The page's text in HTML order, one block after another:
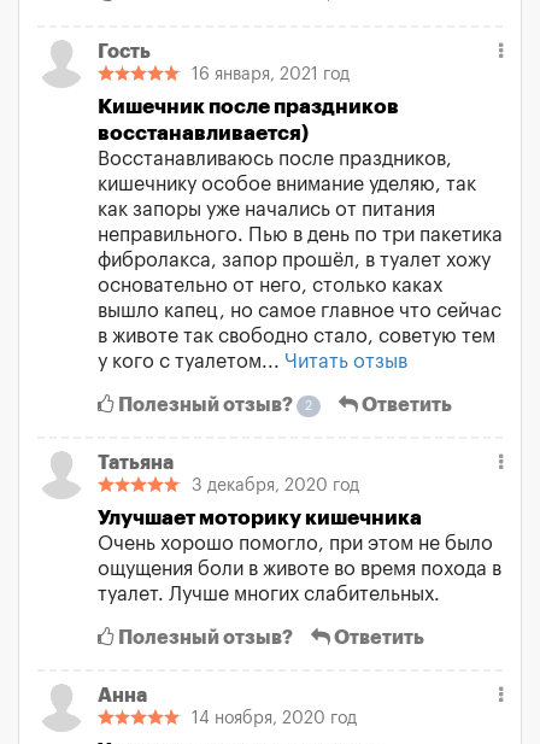
Гость
16 января, 2021 год
Кишечник после праздников
восстанавливается)
Восстанавливаюсь после праздников,
кишечнику особое внимание уделяю, так
как запоры уже начались от питания
неправильного. Пью в день по три пакетика
фибролакса, запор прошёл, в туалет хожу
основательно от него, столько каках
вышло капец, но самое главное что сейчас
в животе так свободно стало, советую тем
у кого с туалетом... Читать отзыв
Полезный отзыв? 2 Ответить
Татьяна
3 декабря, 2020 год
Улучшает моторику кишечника
Очень хорошо помогло, при этом не было
ощущения боли в животе во время похода в
туалет. Лучше многих слабительных.
Полезный отзыв? Ответить
Анна
14 ноября, 2020 год